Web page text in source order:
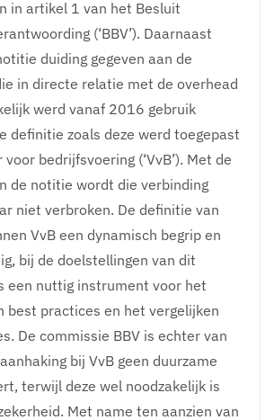
in artikel 1 van het Besluit
(‘BBV’). Daarnaast
duiding gegeven aan de
in directe relatie met de overhead
werd vanaf 2016 gebruik
definitie zoals deze werd toegepast
bedrijfsvoering (‘VvB’). Met de
de notitie wordt die verbinding
niet verbroken. De definitie van
VvB een dynamisch begrip en
bij de doelstellingen van dit
een nuttig instrument voor het
best practices en het vergelijken
De commissie BBV is echter van
bij VvB geen duurzame
terwijl deze wel noodzakelijk is
Met name ten aanzien van